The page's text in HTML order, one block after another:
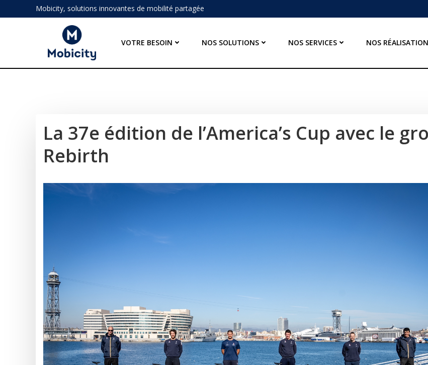
au
Mobicity, solutions innovantes de mobilité partagée
VOTRE BESOIN NOS SOLUTIONS NOS SERVICES NOS
La 37e édition de l’America’s Cup avec le
Rebirth